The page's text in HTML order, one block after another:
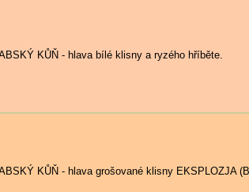
KŮŇ - hlava bílé klisny a ryzého hříběte.
KŮŇ - hlava grošované klisny EKSPLOZJA